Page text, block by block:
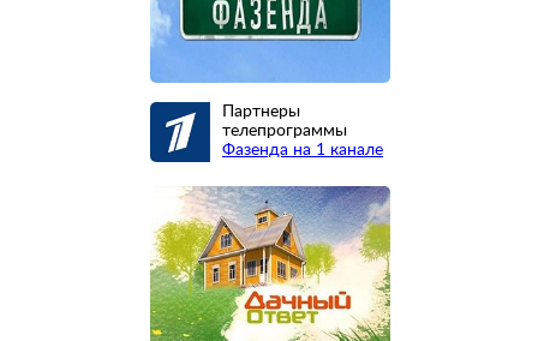
Партнеры
телепрограммы
Фазенда на 1 канале